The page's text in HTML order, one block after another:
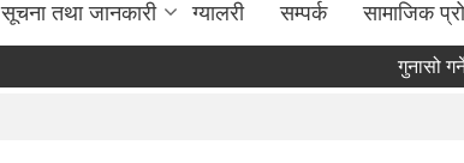
सूचना तथा जानकारी ग्यालरी सम्पर्क सामाजिक
गुनासो